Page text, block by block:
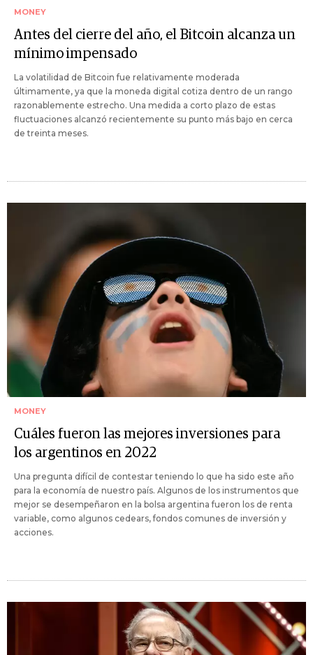
MONEY
Antes del cierre del año, el Bitcoin alcanza un
mínimo impensado
La volatilidad de Bitcoin fue relativamente moderada
últimamente, ya que la moneda digital cotiza dentro de un rango
razonablemente estrecho. Una medida a corto plazo de estas
fluctuaciones alcanzó recientemente su punto más bajo en cerca
de treinta meses.
MONEY
Cuáles fueron las mejores inversiones para
los argentinos en 2022
Una pregunta difícil de contestar teniendo lo que ha sido este año
para la economía de nuestro país. Algunos de los instrumentos que
mejor se desempeñaron en la bolsa argentina fueron los de renta
variable, como algunos cedears, fondos comunes de inversión y
acciones.